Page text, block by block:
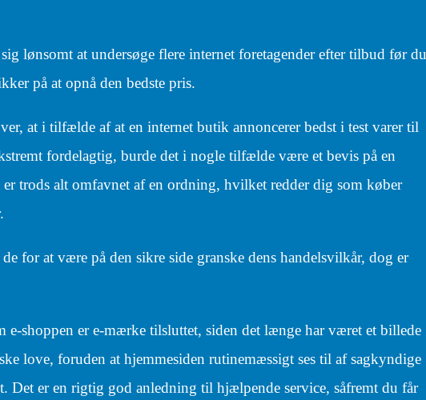
lønsomt at undersøge flere internet foretagender efter tilbud før du
på at opnå den bedste pris.
at i tilfælde af at en internet butik annoncerer bedst i test varer til
fordelagtig, burde det i nogle tilfælde være et bevis på en
trods alt omfavnet af en ordning, hvilket redder dig som køber
for at være på den sikre side granske dens handelsvilkår, dog er
e-shoppen er e-mærke tilsluttet, siden det længe har været et billede
love, foruden at hjemmesiden rutinemæssigt ses til af sagkyndige
Det er en rigtig god anledning til hjælpende service, såfremt du får